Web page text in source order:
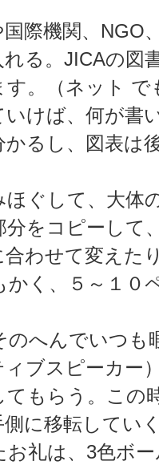
際機関、NGO
る。JICAの図
。（ネット で
いけば、何が書
るし、図表は
ほぐして、大体
をコピーして
わせて変えた
かく、５～１０
のへんでいつも
ィブスピーカー
もらう。この
に移転してい
礼は、3色ボ